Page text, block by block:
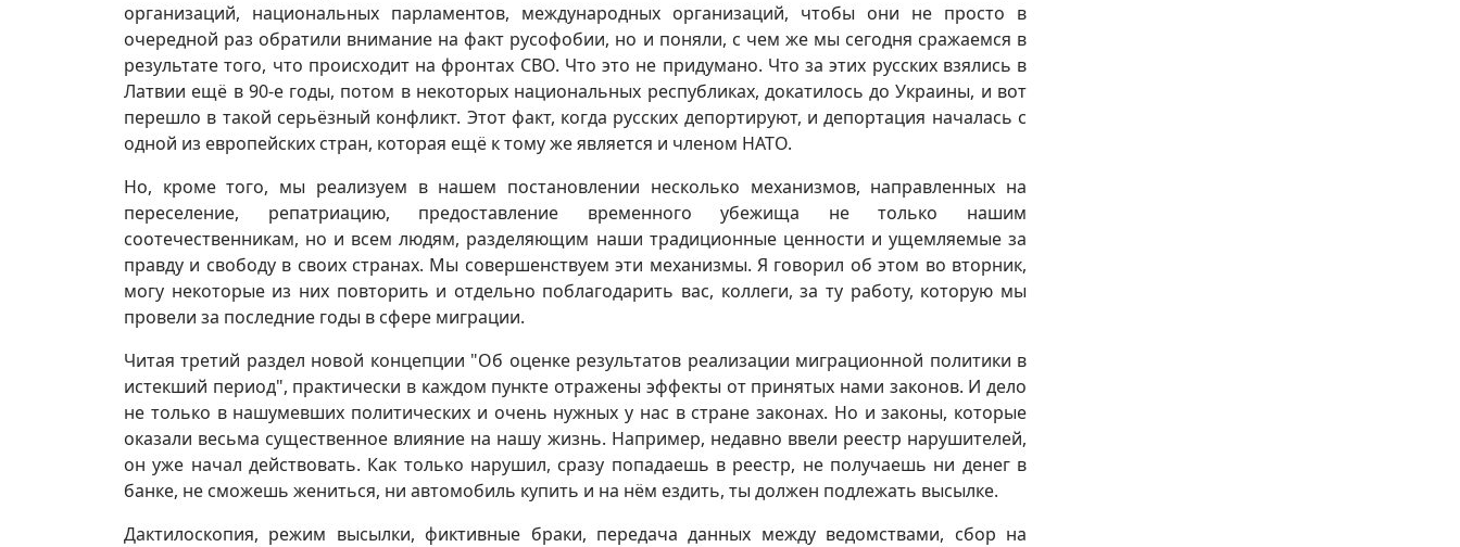
организаций, национальных парламентов, международных организаций, чтобы они не просто в
очередной раз обратили внимание на факт русофобии, но и поняли, с чем же мы сегодня сражаемся в
результате того, что происходит на фронтах СВО. Что это не придумано. Что за этих русских взялись в
Латвии ещё в 90-е годы, потом в некоторых национальных республиках, докатилось до Украины, и вот
перешло в такой серьёзный конфликт. Этот факт, когда русских депортируют, и депортация началась с
одной из европейских стран, которая ещё к тому же является и членом НАТО.
Но, кроме того, мы реализуем в нашем постановлении несколько механизмов, направленных на
переселение, репатриацию, предоставление временного убежища не только нашим
соотечественникам, но и всем людям, разделяющим наши традиционные ценности и ущемляемые за
правду и свободу в своих странах. Мы совершенствуем эти механизмы. Я говорил об этом во вторник,
могу некоторые из них повторить и отдельно поблагодарить вас, коллеги, за ту работу, которую мы
провели за последние годы в сфере миграции.
Читая третий раздел новой концепции "Об оценке результатов реализации миграционной политики в
истекший период", практически в каждом пункте отражены эффекты от принятых нами законов. И дело
не только в нашумевших политических и очень нужных у нас в стране законах. Но и законы, которые
оказали весьма существенное влияние на нашу жизнь. Например, недавно ввели реестр нарушителей,
он уже начал действовать. Как только нарушил, сразу попадаешь в реестр, не получаешь ни денег в
банке, не сможешь жениться, ни автомобиль купить и на нём ездить, ты должен подлежать высылке.
Дактилоскопия, режим высылки, фиктивные браки, передача данных между ведомствами, сбор на